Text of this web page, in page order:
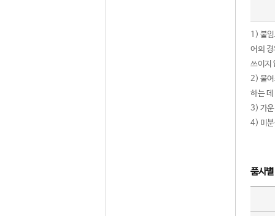
1) 붙
어의
쓰이지
2) 붙여
하는
3) 가운
4) 미분
품사